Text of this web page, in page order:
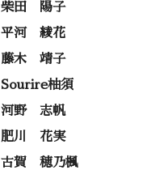
柴田 陽子
平河 綾花
藤木 靖子
Sourire柚須
河野 志帆
肥川 花実
古賀 穂乃楓